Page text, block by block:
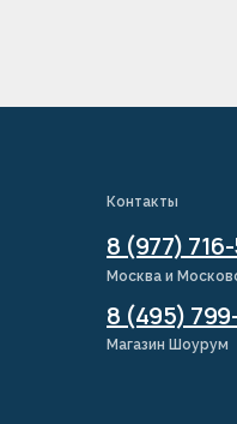
Москва и
Контакты
8 (977)
Магазин Шоурум
8 (495)